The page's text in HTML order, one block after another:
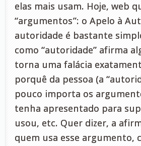
elas mais usam. Hoje, web
“argumentos”: o Apelo à
autoridade é bastante
como “autoridade” afirma
torna uma falácia
porquê da pessoa (a
pouco importa os
tenha apresentado para
usou, etc. Quer dizer, a
quem usa esse argumento,